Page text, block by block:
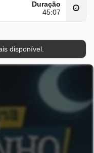
Duração
45:07
disponível.